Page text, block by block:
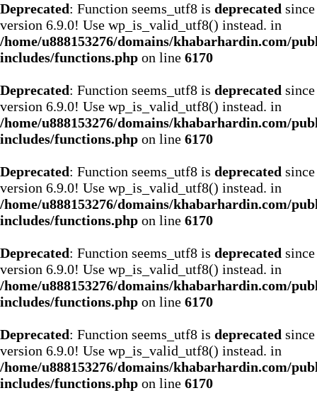
Deprecated: Function seems_utf8 is deprecated since
version 6.9.0! Use wp_is_valid_utf8() instead. in
/home/u888153276/domains/khabarhardin.com/
includes/functions.php on line 6170
Deprecated: Function seems_utf8 is deprecated since
version 6.9.0! Use wp_is_valid_utf8() instead. in
/home/u888153276/domains/khabarhardin.com/
includes/functions.php on line 6170
Deprecated: Function seems_utf8 is deprecated since
version 6.9.0! Use wp_is_valid_utf8() instead. in
/home/u888153276/domains/khabarhardin.com/
includes/functions.php on line 6170
Deprecated: Function seems_utf8 is deprecated since
version 6.9.0! Use wp_is_valid_utf8() instead. in
/home/u888153276/domains/khabarhardin.com/
includes/functions.php on line 6170
Deprecated: Function seems_utf8 is deprecated since
version 6.9.0! Use wp_is_valid_utf8() instead. in
/home/u888153276/domains/khabarhardin.com/
includes/functions.php on line 6170